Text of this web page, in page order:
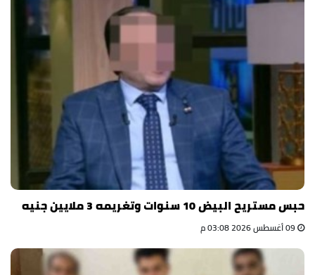
حبس مستريح البيض 10 سنوات وتغريمه 3 ملايين جنيه